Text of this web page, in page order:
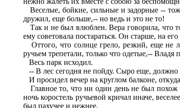
Веселые, бойкие, сильные и задорные --
дружил, еще больше,-- но ведь и это не то!
Так и не был влюблен. Вера говорила, что
ему советовала постараться. Он старше, на
Оттого, что солнце грело, резкий, еще не
ручьем трепетали, только что одетые,--
Весь парк исходил.
-- В лес сегодня не пойду. Сыро еще, должно
И просидел вечер на круглом балконе,
Главное то, что ни один день не был похож
ночь коростель ручьевой кричал иначе,
был пахучее и нежнее.